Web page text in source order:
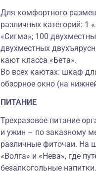
Для комфортного
различных категорий: 1
«Сигма»; 100
двухместных
кают класса «Бета».
Во всех каютах: шкаф
обзорное окно (на
ПИТАНИЕ
Трехразовое питание
и ужин – по заказному
различные фиточаи. На
«Волга» и «Нева», где
безалкогольные напитки.